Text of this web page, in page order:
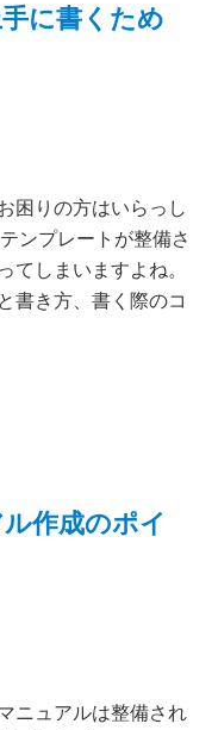
に書くため
困りの方はいらっし
ンプレートが整備さ
てしまいますよね。
書き方、書く際のコ
作成のポイ
ニュアルは整備され